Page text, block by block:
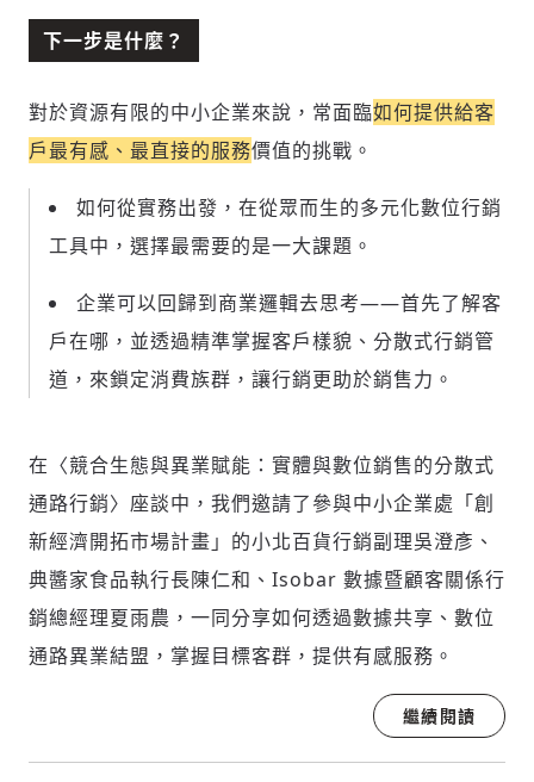
下一步是什麼？
對於資源有限的中小企業來說，常面臨如何提供給客
戶最有感、最直接的服務價值的挑戰。
如何從實務出發，在從眾而生的多元化數位行銷
工具中，選擇最需要的是一大課題。
企業可以回歸到商業邏輯去思考——首先了解客
戶在哪，並透過精準掌握客戶樣貌、分散式行銷管
道，來鎖定消費族群，讓行銷更助於銷售力。
在〈競合生態與異業賦能：實體與數位銷售的分散式
通路行銷〉座談中，我們邀請了參與中小企業處「創
新經濟開拓市場計畫」的小北百貨行銷副理吳澄彥、
典醬家食品執行長陳仁和、Isobar 數據暨顧客關係行
銷總經理夏雨農，一同分享如何透過數據共享、數位
通路異業結盟，掌握目標客群，提供有感服務。
繼續閱讀